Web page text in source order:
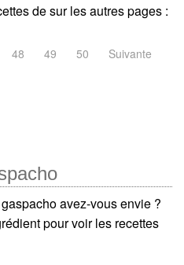
desur les autres pages :
48 49 50 Suivante
avez-vous envie ?
pour voir les recettes